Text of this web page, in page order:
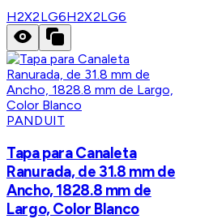
H2X2LG6H2X2LG6
PANDUIT
Tapa para Canaleta
Ranurada, de 31.8 mm de
Ancho, 1828.8 mm de
Largo, Color Blanco